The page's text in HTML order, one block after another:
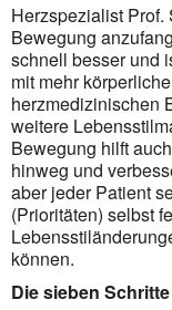
Herzspezialist
Bewegung
schnell besser und
mit mehr
herzmedizinischen
weitere
Bewegung hilft
hinweg und
aber jeder Patient
(Prioritäten) selbst
können.
Die sieben